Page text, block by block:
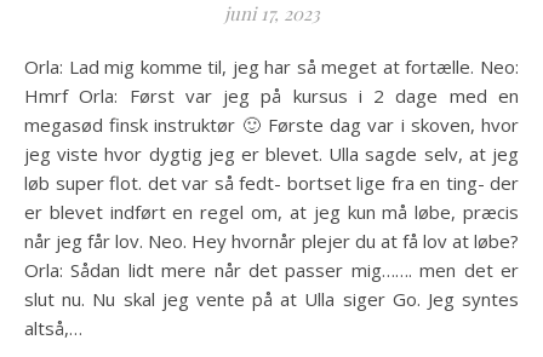
juni 17, 2023
Orla: Lad mig komme til, jeg har så meget at fortælle. Neo:
Hmrf Orla: Først var jeg på kursus i 2 dage med en
megasød finsk instruktør 🙂 Første dag var i skoven, hvor
jeg viste hvor dygtig jeg er blevet. Ulla sagde selv, at jeg
løb super flot. det var så fedt- bortset lige fra en ting- der
er blevet indført en regel om, at jeg kun må løbe, præcis
når jeg får lov. Neo. Hey hvornår plejer du at få lov at løbe?
Orla: Sådan lidt mere når det passer mig……. men det er
slut nu. Nu skal jeg vente på at Ulla siger Go. Jeg syntes
altså,…